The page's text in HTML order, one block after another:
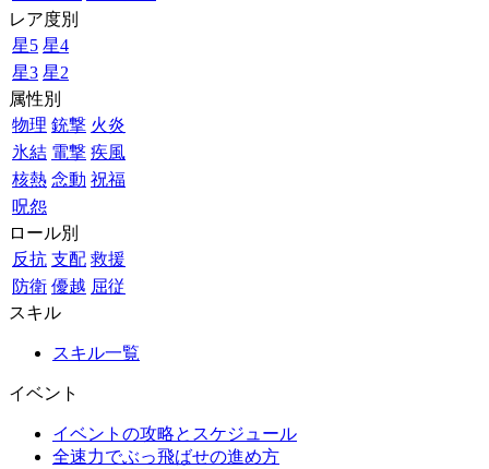
レア度別
星5 星4
星3 星2
属性別
物理 銃撃 火炎
氷結 電撃 疾風
核熱 念動 祝福
呪怨
ロール別
反抗 支配 救援
防衛 優越 屈従
スキル
スキル一覧
イベント
イベントの攻略とスケジュール
全速力でぶっ飛ばせの進め方